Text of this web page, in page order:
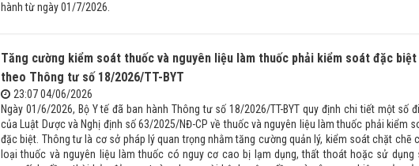
hành từ ngày 01/7/2026.
Tăng cường kiểm soát thuốc và nguyên liệu làm thuốc phải kiểm soát đặc biệt
theo Thông tư số 18/2026/TT-BYT
23:07 04/06/2026
Ngày 01/6/2026, Bộ Y tế đã ban hành Thông tư số 18/2026/TT-BYT quy định chi tiết một số
của Luật Dược và Nghị định số 63/2025/NĐ-CP về thuốc và nguyên liệu làm thuốc phải kiểm
đặc biệt. Thông tư là cơ sở pháp lý quan trọng nhằm tăng cường quản lý, kiểm soát chặt chẽ
loại thuốc và nguyên liệu làm thuốc có nguy cơ cao bị lạm dụng, thất thoát hoặc sử dụng